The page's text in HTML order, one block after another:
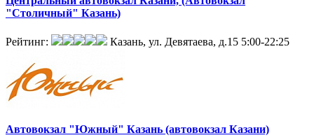
"Столичный" Казань)
Рейтинг: Казань, ул. Девятаева, д.15 5:00-22:25
Автовокзал "Южный" Казань (автовокзал Казани)